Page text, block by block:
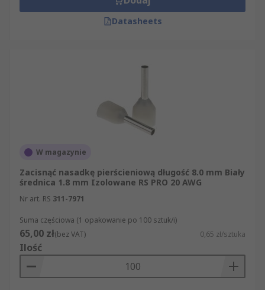
Datasheets
W magazynie
Zacisnąć nasadkę pierścieniową długość 8.0 mm Biały
średnica 1.8 mm Izolowane RS PRO 20 AWG
Nr art. RS 311-7971
Suma częściowa (1 opakowanie po 100 sztuk/i)
65,00 zł(bez VAT) 0,65 zł/sztuka
Ilość